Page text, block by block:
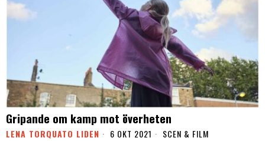
Gripande om kamp mot överheten
LENA TORQUATO LIDEN 6 OKT 2021 SCEN & FILM